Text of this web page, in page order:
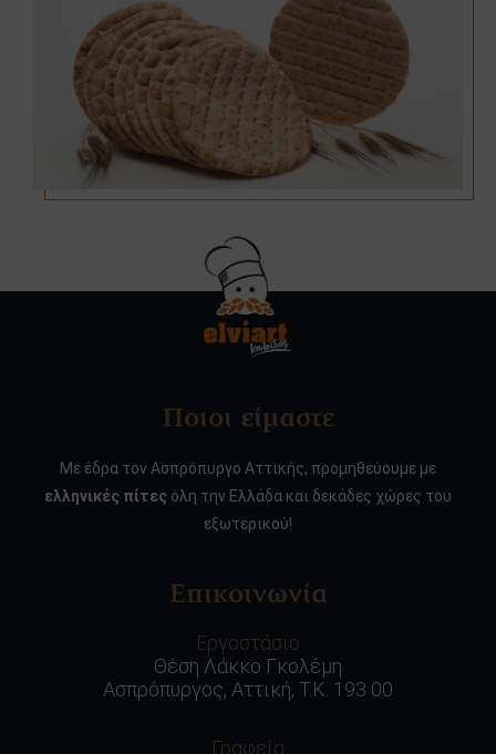
Ποιοι είμαστε
Με έδρα τον Ασπρόπυργο Αττικής, προμηθεύουμε με
ελληνικές πίτες όλη την Ελλάδα και δεκάδες χώρες του
εξωτερικού!
Επικοινωνία
Εργοστάσιο
Θέση Λάκκο Γκολέμη
Ασπρόπυργος, Αττική, Τ.Κ. 193 00
Γραφεία